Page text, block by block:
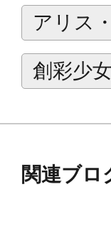
ください。
NEO GATE
アリス
創彩少
関連ブロ